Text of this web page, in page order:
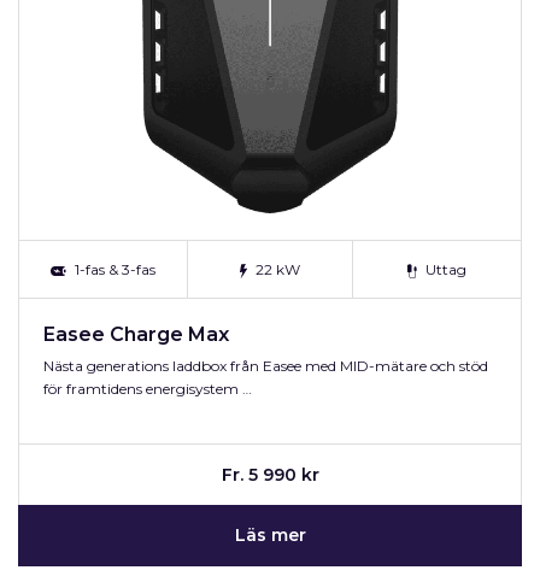
1-fas & 3-fas 22 kW Uttag
Easee Charge Max
Nästa generations laddbox från Easee med MID-mätare och stöd
för framtidens energisystem …
Fr. 5 990 kr
Läs mer